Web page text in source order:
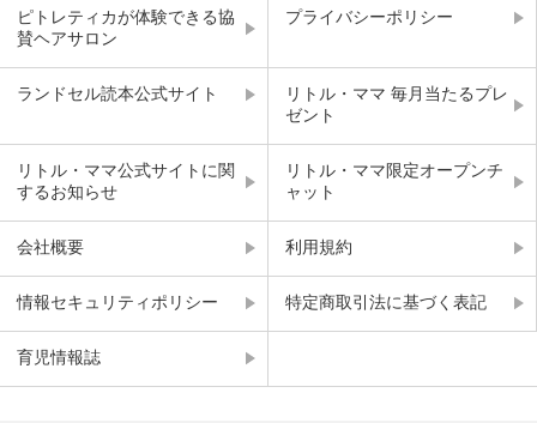
ピトレティカが体験できる協
賛ヘアサロン
プライバシーポリシー
ランドセル読本公式サイト
リトル・ママ 毎月当たるプレ
ゼント
リトル・ママ公式サイトに関
するお知らせ
リトル・ママ限定オープンチ
ャット
会社概要 利用規約
情報セキュリティポリシー 特定商取引法に基づく表記
育児情報誌